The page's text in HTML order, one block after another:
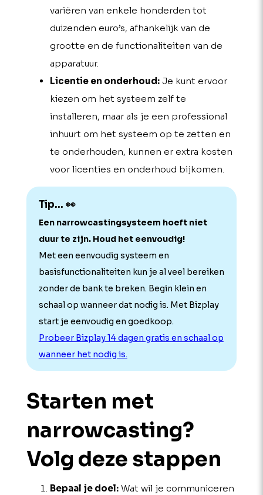
variëren van enkele honderden tot
duizenden euro’s, afhankelijk van de
grootte en de functionaliteiten van de
apparatuur.
Licentie en onderhoud:Je kunt ervoor
kiezen om het systeem zelf te
installeren, maar als je een professional
inhuurt om het systeem op te zetten en
te onderhouden, kunnen er extra kosten
voor licenties en onderhoud bijkomen.
Tip... 👀
Een narrowcastingsysteem hoeft niet
duur te zijn. Houd het eenvoudig!
Met een eenvoudig systeem en
basisfunctionaliteiten kun je al veel bereiken
zonder de bank te breken. Begin klein en
schaal op wanneer dat nodig is. Met Bizplay
start je eenvoudig en goedkoop.
Probeer Bizplay 14 dagen gratis en schaal op
wanneer het nodig is.
Starten met
narrow­casting?
Volg deze stappen
Bepaal je doel:Wat wil je communiceren